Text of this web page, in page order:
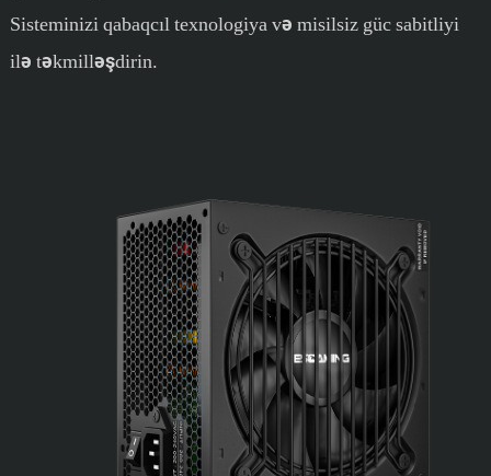
Sisteminizi qabaqcıl texnologiya və misilsiz güc sabitliyi
ilə təkmilləşdirin.